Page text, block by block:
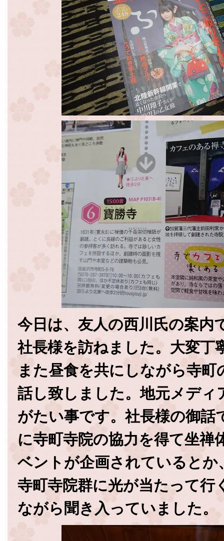
今日は、友人の西川氏の案内
社長様を訪ねました。大変丁
また昼食を共にしながら寺町
話し致しました。地元メディ
がたい事です。社長様の御話
に寺町寺院の協力を得て坐禅
ベントが企画されているとか
寺町寺院群に光が当たって行
ながら聞き入っていました。